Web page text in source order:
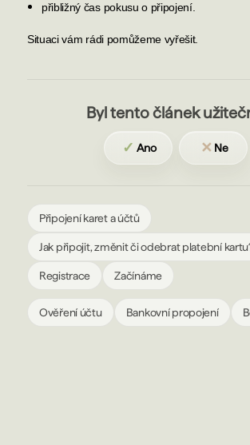
přibližný čas pokusu o připojení.
Situaci vám rádi pomůžeme vyřešit.
Byl tento článek
✓ Ano ✕ Ne
Připojení karet a účtů
Jak připojit, změnit či odebrat platební
Registrace Začínáme
Ověření účtu Bankovní propojení